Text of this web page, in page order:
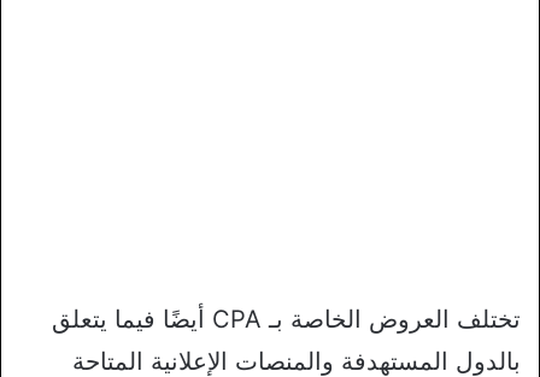
تختلف العروض الخاصة بـ CPA أيضًا فيما يتعلق
بالدول المستهدفة والمنصات الإعلانية المتاحة